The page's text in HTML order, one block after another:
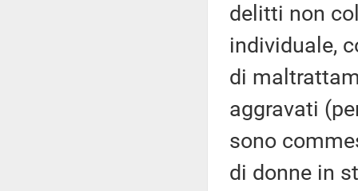
delitti non
individuale,
di
aggravati
sono
di donne in